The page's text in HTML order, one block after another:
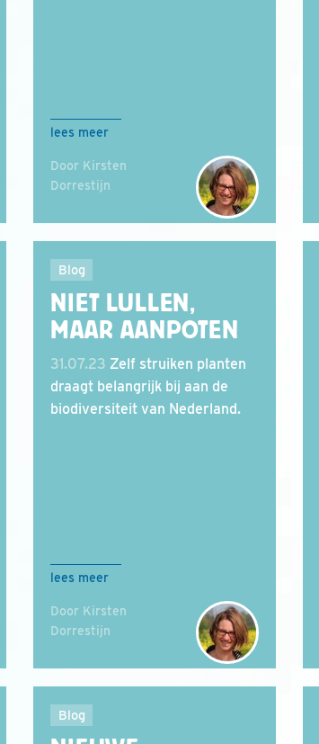
lees meer
Door Kirsten
Dorrestijn
Blog
NIET LULLEN,
MAAR AANPOTEN
31.07.23 Zelf struiken planten
draagt belangrijk bij aan de
biodiversiteit van Nederland.
lees meer
Door Kirsten
Dorrestijn
Blog